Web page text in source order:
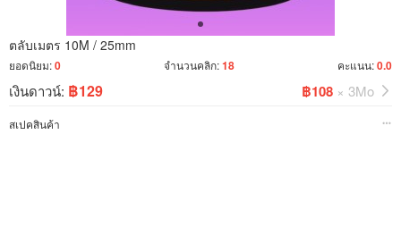
ตลับเมตร 10M / 25mm
ยอดนิยม:0 จำนวนคลิก:18 คะแนน:0.0
เงินดาวน์: ฿129 ฿108 × 3Mo
สเปคสินค้า